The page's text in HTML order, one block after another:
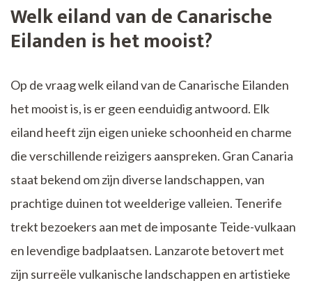
Welk eiland van de Canarische
Eilanden is het mooist?
Op de vraag welk eiland van de Canarische Eilanden
het mooist is, is er geen eenduidig antwoord. Elk
eiland heeft zijn eigen unieke schoonheid en charme
die verschillende reizigers aanspreken. Gran Canaria
staat bekend om zijn diverse landschappen, van
prachtige duinen tot weelderige valleien. Tenerife
trekt bezoekers aan met de imposante Teide-vulkaan
en levendige badplaatsen. Lanzarote betovert met
zijn surreële vulkanische landschappen en artistieke